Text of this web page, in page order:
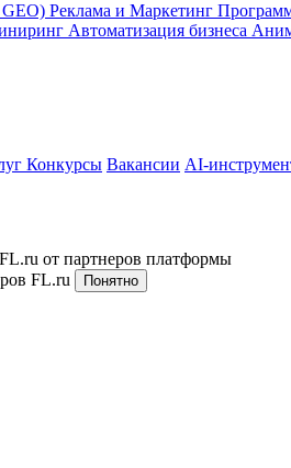
Реклама и Маркетинг
Автоматизация бизнеса
Конкурсы Вакансии AI-
от партнеров платформы
FL.ru
Понятно